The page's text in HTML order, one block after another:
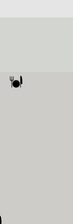
comfort in huis.
van alles wat
Neem een kijkje
.nl